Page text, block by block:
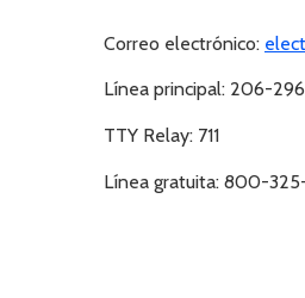
Correo electrónico:
Línea principal: 206-
TTY Relay: 711
Línea gratuita: 800-